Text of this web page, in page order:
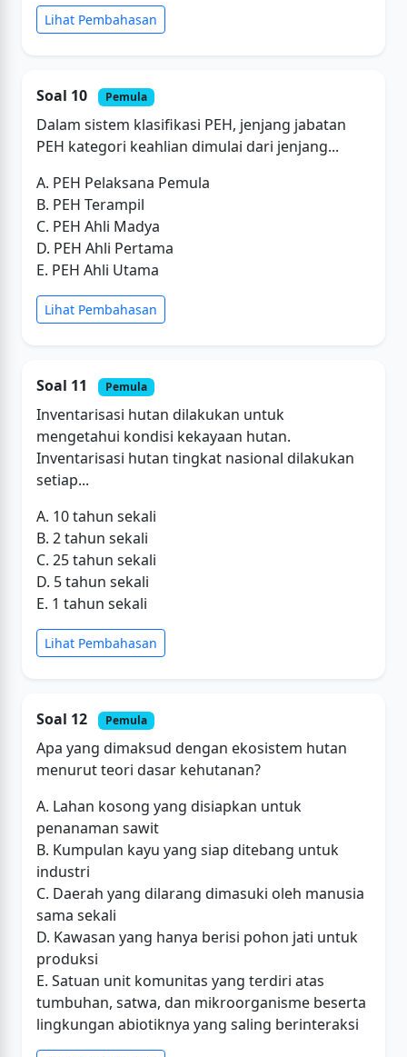
Lihat Pembahasan
Soal 10 Pemula
Dalam sistem klasifikasi PEH, jenjang jabatan
PEH kategori keahlian dimulai dari jenjang...
A. PEH Pelaksana Pemula
B. PEH Terampil
C. PEH Ahli Madya
D. PEH Ahli Pertama
E. PEH Ahli Utama
Lihat Pembahasan
Soal 11 Pemula
Inventarisasi hutan dilakukan untuk
mengetahui kondisi kekayaan hutan.
Inventarisasi hutan tingkat nasional dilakukan
setiap...
A. 10 tahun sekali
B. 2 tahun sekali
C. 25 tahun sekali
D. 5 tahun sekali
E. 1 tahun sekali
Lihat Pembahasan
Soal 12 Pemula
Apa yang dimaksud dengan ekosistem hutan
menurut teori dasar kehutanan?
A. Lahan kosong yang disiapkan untuk
penanaman sawit
B. Kumpulan kayu yang siap ditebang untuk
industri
C. Daerah yang dilarang dimasuki oleh manusia
sama sekali
D. Kawasan yang hanya berisi pohon jati untuk
produksi
E. Satuan unit komunitas yang terdiri atas
tumbuhan, satwa, dan mikroorganisme beserta
lingkungan abiotiknya yang saling berinteraksi